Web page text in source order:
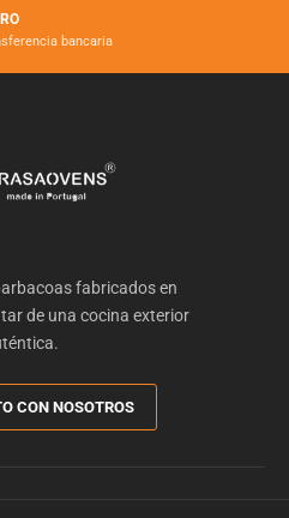
bancaria
fabricados en
de una cocina exterior
CON NOSOTROS